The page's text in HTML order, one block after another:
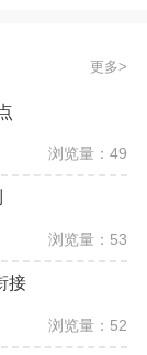
更多
浏览量：49
浏览量：53
接
浏览量：52